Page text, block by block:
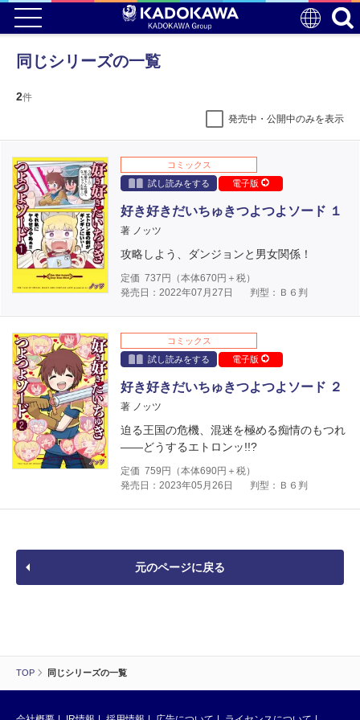
TOP 同じシリーズの一覧
同じシリーズの一覧
2件
発売中・公開中のみを表示
コミックス
試し読みをする
電子版
好き好きだいちゅきつよつよソード １
著 ノッツ
攻略しよう、ダンジョンと男女関係！
定価 737 円（本体670円＋税）
発売日：2022年07月27日
判型：Ｂ６判
コミックス
試し読みをする
電子版
好き好きだいちゅきつよつよソード ２
著 ノッツ
迫る王国の危機、混迷を極める痴情のもつれ
――どうするエトロンッ!!?
定価 759 円（本体690円＋税）
発売日：2023年05月26日
判型：Ｂ６判
元のページに戻る